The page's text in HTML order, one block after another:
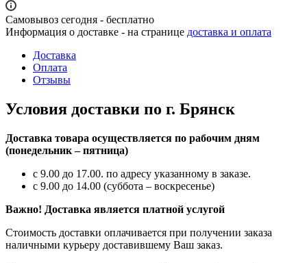
Самовывоз сегодня - бесплатно
Информация о доставке - на странице доставка и оплата
Доставка
Оплата
Отзывы
Условия доставки по г. Брянск
Доставка товара осуществляется по рабочим дням
(понедельник – пятница)
с 9.00 до 17.00. по адресу указанному в заказе.
с 9.00 до 14.00 (суббота – воскресенье)
Важно! Доставка является платной услугой
Стоимость доставки оплачивается при получении заказа
наличными курьеру доставившему Ваш заказ.